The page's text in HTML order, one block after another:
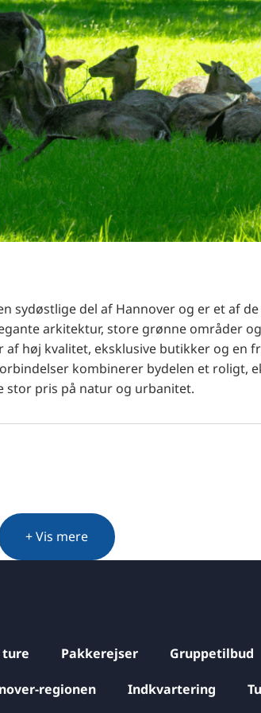
sydøstlige del af Hannover og er et af
arkitektur, store grønne områder
af høj kvalitet, eksklusive butikker og
kombinerer bydelen et roligt,
stor pris på natur og urbanitet.
+ Vis mere
Pakkerejser Gruppetilbud
regionen Indkvartering